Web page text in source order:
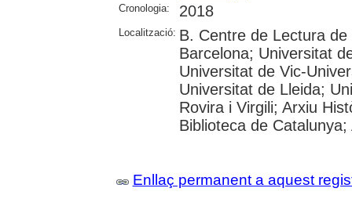
Cronologia: 2018
Localització: B. Centre de Lectura
Barcelona; Universitat
Universitat de Vic-
Universitat de Lleida;
Rovira i Virgili; Arxiu
Biblioteca de
Enllaç permanent a aquest